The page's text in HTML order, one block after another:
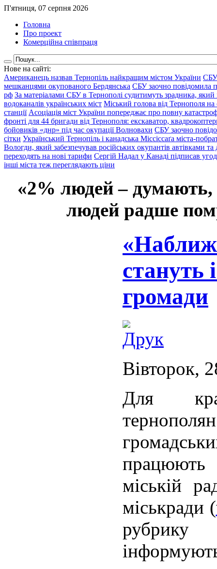
П'ятниця, 07 серпня 2026
Головна
Про проект
Комерційна співпраця
Нове на сайті:
Американець назвав Тернопіль найкращим містом України СБУ
мешканцями окупованого Бердянська СБУ заочно повідомила
рф За матеріалами СБУ в Тернополі судитимуть зрадника, який
водоканалів українських міст Міський голова від Тернополя
станції Асоціація міст України попереджає про повну
фронті для 44 бригади від Тернополя: екскаватор,
бойовиків «днр» під час окупації Волновахи СБУ заочно
сітки Український Тернопіль і канадська Міссіссаґа міста-
Вологди, який забезпечував російських окупантів автівками
переходять на нові тарифи Сергій Надал у Канаді підписав
інші міста теж переглядають ціни
«2% людей –
людей радше
стануть
громади
Вівторок,
Для
міській
міськради (